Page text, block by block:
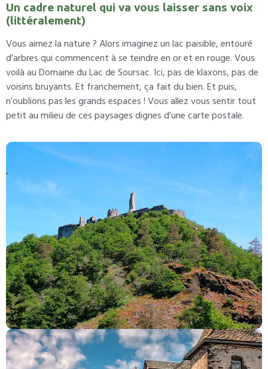
Un cadre naturel qui va vous laisser sans voix
(littéralement)
Vous aimez la nature ? Alors imaginez un lac paisible, entouré
d’arbres qui commencent à se teindre en or et en rouge. Vous
voilà au Domaine du Lac de Soursac. Ici, pas de klaxons, pas de
voisins bruyants. Et franchement, ça fait du bien. Et puis,
n’oublions pas les grands espaces ! Vous allez vous sentir tout
petit au milieu de ces paysages dignes d’une carte postale.